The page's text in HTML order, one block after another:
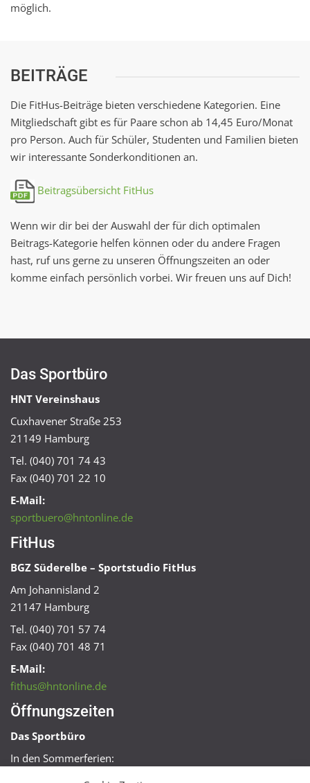
möglich.
BEITRÄGE
Die FitHus-Beiträge bieten verschiedene Kategorien. Eine
Mitgliedschaft gibt es für Paare schon ab 14,45 Euro/Monat
pro Person. Auch für Schüler, Studenten und Familien bieten
wir interessante Sonderkonditionen an.
Beitragsübersicht FitHus
Wenn wir dir bei der Auswahl der für dich optimalen
Beitrags-Kategorie helfen können oder du andere Fragen
hast, ruf uns gerne zu unseren Öffnungszeiten an oder
komme einfach persönlich vorbei. Wir freuen uns auf Dich!
Das Sportbüro
HNT Vereinshaus
Cuxhavener Straße 253
21149 Hamburg
Tel. (040) 701 74 43
Fax (040) 701 22 10
E-Mail:
sportbuero@hntonline.de
FitHus
BGZ Süderelbe – Sportstudio FitHus
Am Johannisland 2
21147 Hamburg
Tel. (040) 701 57 74
Fax (040) 701 48 71
E-Mail:
fithus@hntonline.de
Öffnungszeiten
Das Sportbüro
In den Sommerferien: